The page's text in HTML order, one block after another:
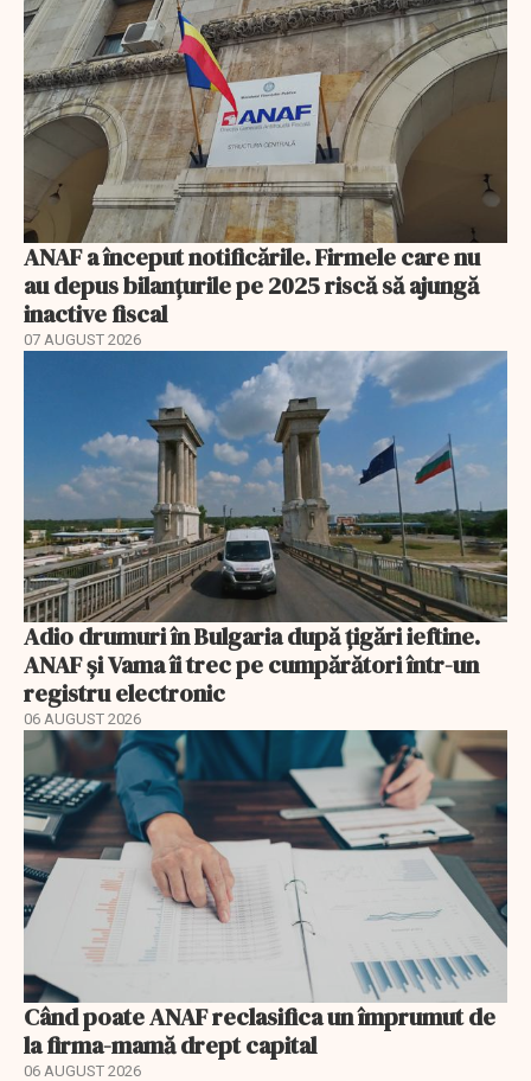
ANAF a început notificările. Firmele care nu
au depus bilanțurile pe 2025 riscă să ajungă
inactive fiscal
07 AUGUST 2026
Adio drumuri în Bulgaria după țigări ieftine.
ANAF și Vama îi trec pe cumpărători într-un
registru electronic
06 AUGUST 2026
Când poate ANAF reclasifica un împrumut de
la firma-mamă drept capital
06 AUGUST 2026